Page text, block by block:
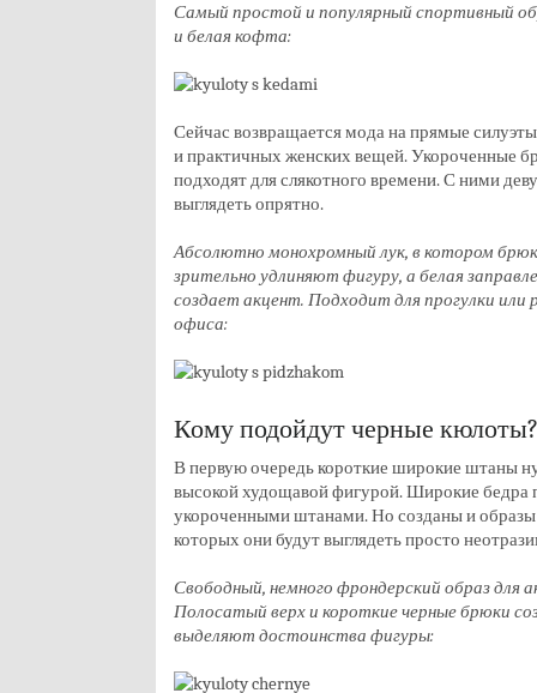
Самый простой и популярный спортивный
и белая кофта:
Сейчас возвращается мода на прямые
и практичных женских вещей. Укороченные
подходят для слякотного времени. С ними
выглядеть опрятно.
Абсолютно монохромный лук, в котором
зрительно удлиняют фигуру, а белая
создает акцент. Подходит для прогулки или
офиса:
Кому подойдут черные кюлоты?
В первую очередь короткие широкие штаны
высокой худощавой фигурой. Широкие бедра
укороченными штанами. Но созданы и
которых они будут выглядеть просто
Свободный, немного фрондерский образ для
Полосатый верх и короткие черные брюки
выделяют достоинства фигуры: